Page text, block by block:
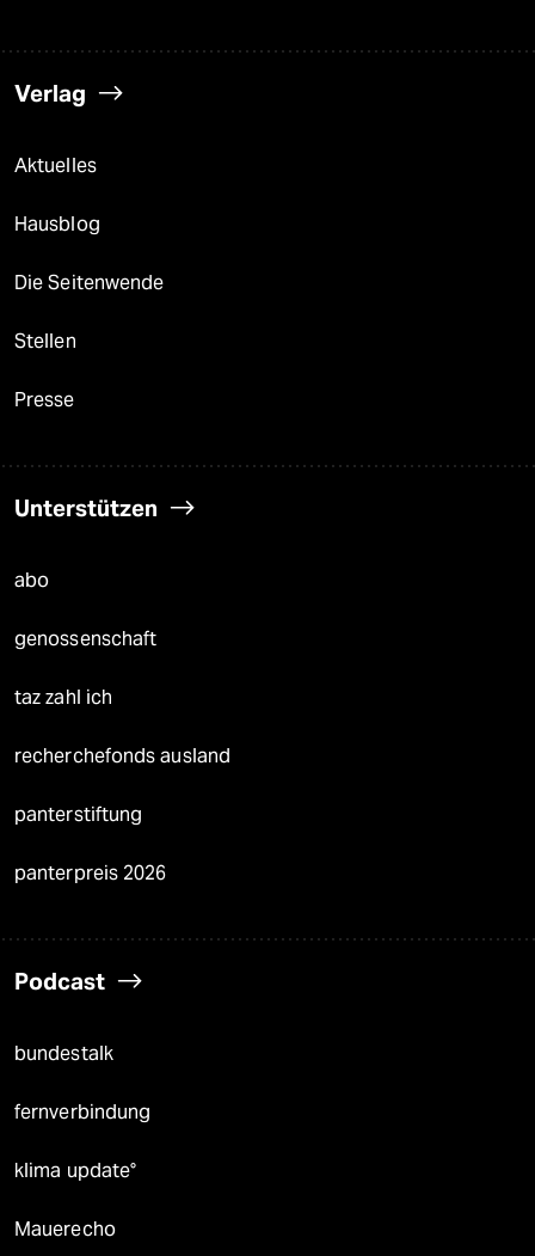
Verlag
Aktuelles
Hausblog
Die Seitenwende
Stellen
Presse
Unterstützen
abo
genossenschaft
taz zahl ich
recherchefonds ausland
panterstiftung
panterpreis 2026
Podcast
bundestalk
fernverbindung
klima update°
Mauerecho